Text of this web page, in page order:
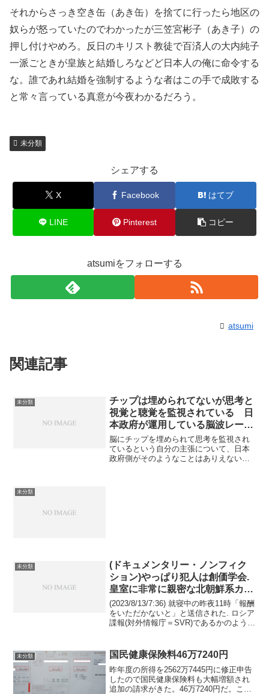
それからさっき空き缶（あき缶）を捨てに行ったら地区の
奴らが怒っていたのでわかったが三笠宮彬子（あき子）の
押し付けやめろ。反日のキリスト教徒で百済人の大内純子
一派ごときが皇族と結婚しろなどど日本人の俺に命令する
な。誰であれ結婚を強制するような者はこの手で成敗する
と常々言っている真意が今夜わかるだろう。
未分類
シェアする
X Facebook はてブ
LINE Pinterest コピー
atsumiをフォローする
atsumi
関連記事
未分類
チップは埋められてないが思考と
視覚と聴覚を監視されている 日
本政府が運用している脳波レーダ
ーRNM（Remote Neural
Monitoring）について
脳にチップを埋められて思考を監視され
ているという自分の主張について、日本
政府側がそのようなことはありえない、
未分類
未分類
(ドキュメンタリー・ノンフィク
ション)やっぱり犯人は創価学会.
皇室に非常に親密な北朝鮮系カル
ト団体の創価学会.
(2023/8/13/7:36) 就寝中の昨夜11時「報酬
をいただかないと」と送信された. ロシア
諜報(対外情報庁＝SVR)であるかのように
いようにして記憶してい...
未分類 国民健康保険料46万7240円
昨年度の所得を2562万7445円に修正申告
したので国民健康保険料も大幅増額され
追加の請求がきた。46万7240円だ。こん